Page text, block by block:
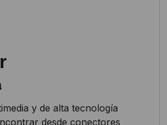
y de alta tecnología
desde conectores